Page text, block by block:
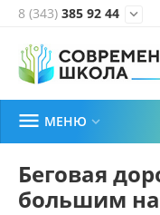
8 (343) 385 92 44 
 МЕНЮ 
Беговая
большим